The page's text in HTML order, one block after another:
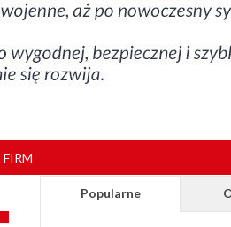
Popularne